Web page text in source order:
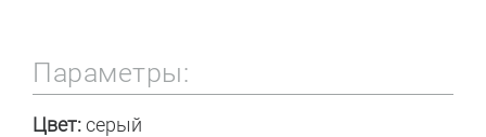
Параметры:
Цвет:серый